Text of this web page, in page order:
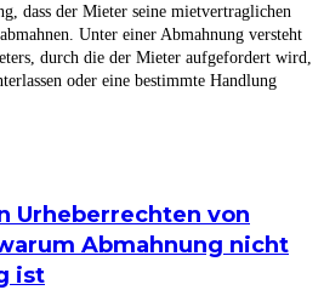
dass der Mieter seine mietvertraglichen
Unter einer Abmahnung versteht
durch die der Mieter aufgefordert wird,
oder eine bestimmte Handlung
Urheberrechten von
Abmahnung nicht
ist